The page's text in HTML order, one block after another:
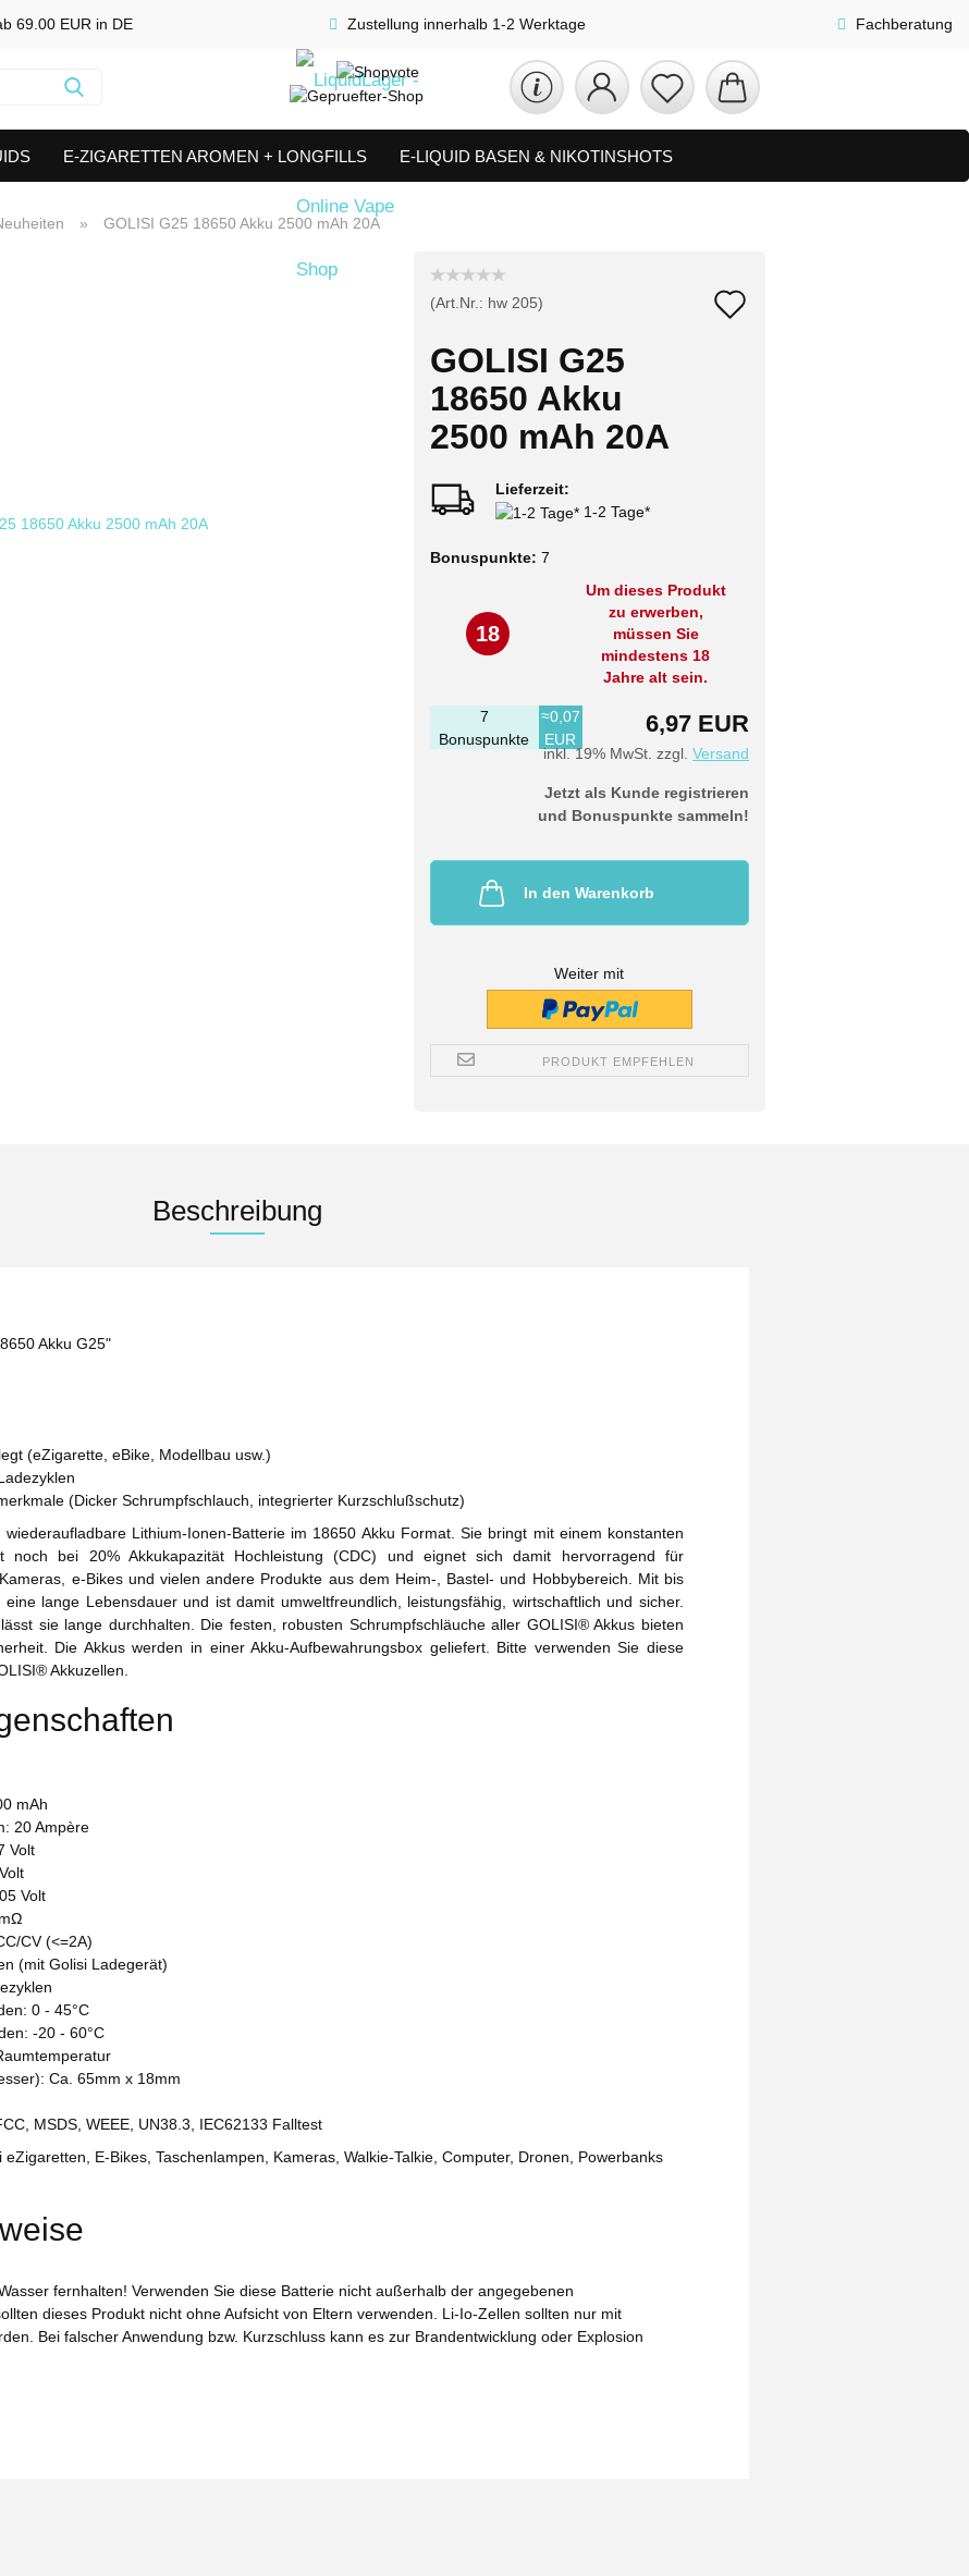
69.00 EUR in DE Zustellung innerhalb 1-2 Werktage Fachberatung
E-ZIGARETTEN AROMEN + LONGFILLS E-LIQUID BASEN & NIKOTINSHOTS
VERDAMPFER & COILS AKKUTRÄGER & SETS
» GOLISI G25 18650 Akku 2500 mAh 20A
(Art.Nr.: hw 205)
GOLISI G25
18650 Akku
2500 mAh 20A
Lieferzeit:
1-2 Tage*
Bonuspunkte: 7
18
Um dieses Produkt
zu erwerben,
müssen Sie
mindestens 18
Jahre alt sein.
6,97 EUR
inkl. 19% MwSt. zzgl. Versand
7
Bonuspunkte
≈0,07
EUR
Jetzt als Kunde registrieren
und Bonuspunkte sammeln!
In den Warenkorb
Weiter mit
PRODUKT EMPFEHLEN
Beschreibung
Akku G25"
(eZigarette, eBike, Modellbau usw.)
(Dicker Schrumpfschlauch, integrierter Kurzschlußschutz)
Lithium-Ionen-Batterie im 18650 Akku Format. Sie bringt mit einem konstanten
noch bei 20% Akkukapazität Hochleistung (CDC) und eignet sich damit hervorragend für
e-Bikes und vielen andere Produkte aus dem Heim-, Bastel- und Hobbybereich. Mit bis
lange Lebensdauer und ist damit umweltfreundlich, leistungsfähig, wirtschaftlich und sicher.
sie lange durchhalten. Die festen, robusten Schrumpfschläuche aller GOLISI® Akkus bieten
Die Akkus werden in einer Akku-Aufbewahrungsbox geliefert. Bitte verwenden Sie diese
Akkuzellen.
mAh
20 Ampère
Volt
Volt
CV (<=2A)
(mit Golisi Ladegerät)
0 - 45°C
-20 - 60°C
Ca. 65mm x 18mm
MSDS, WEEE, UN38.3, IEC62133 Falltest
E-Bikes, Taschenlampen, Kameras, Walkie-Talkie, Computer, Dronen, Powerbanks
fernhalten! Verwenden Sie diese Batterie nicht außerhalb der angegebenen
dieses Produkt nicht ohne Aufsicht von Eltern verwenden. Li-Io-Zellen sollten nur mit
Bei falscher Anwendung bzw. Kurzschluss kann es zur Brandentwicklung oder Explosion